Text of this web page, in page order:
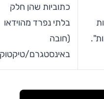
כתוביות שהן חלק
בלתי נפרד מהוידאו
(חובה
באינסטגרם/טיקטוק).